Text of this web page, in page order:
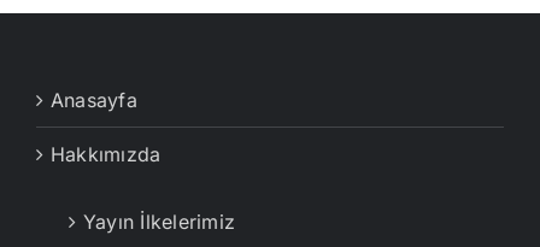
Anasayfa
Hakkımızda
Yayın İlkelerimiz